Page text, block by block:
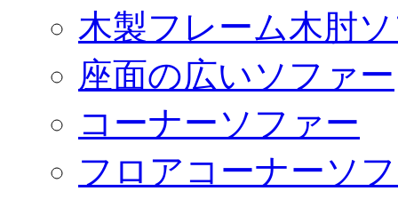
木製フレーム木肘
座面の広いソファー
コーナーソファー
フロアコーナーソ